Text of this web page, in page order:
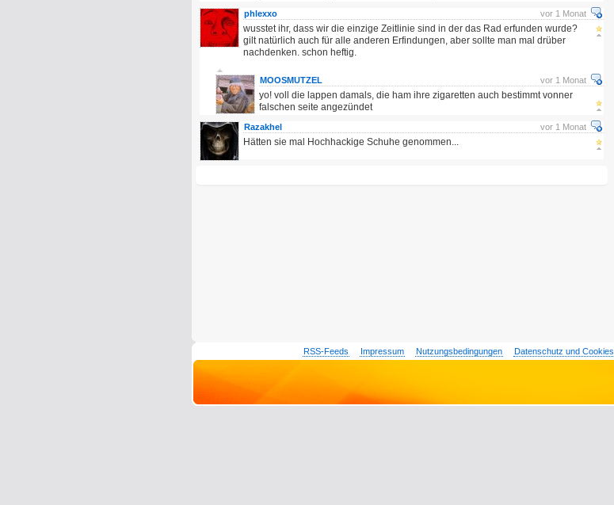
vor 1 Monat
phlexxo
wusstet ihr, dass wir die einzige Zeitlinie sind in der das Rad erfunden wurde?
gilt natürlich auch für alle anderen Erfindungen, aber sollte man mal drüber
nachdenken. schon heftig.
vor 1 Monat
MOOSMUTZEL
yo! voll die lappen damals, die ham ihre zigaretten auch bestimmt vonner
falschen seite angezündet
vor 1 Monat
Razakhel
Hätten sie mal Hochhackige Schuhe genommen...
RSS-Feeds Impressum Nutzungsbedingungen Datenschutz und Cookies